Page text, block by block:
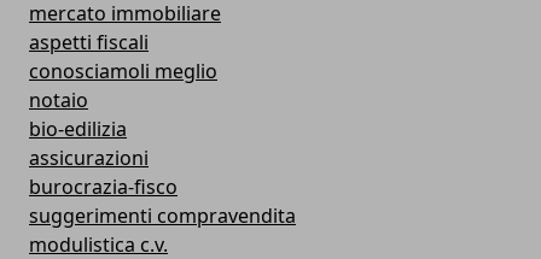
mercato immobiliare
aspetti fiscali
conosciamoli meglio
notaio
bio-edilizia
assicurazioni
burocrazia-fisco
suggerimenti compravendita
modulistica c.v.